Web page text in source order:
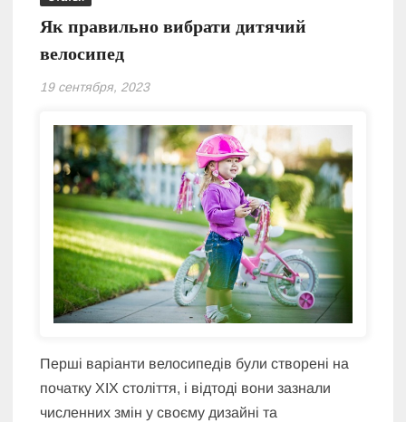
Як правильно вибрати дитячий
велосипед
19 сентября, 2023
Перші варіанти велосипедів були створені на
початку XIX століття, і відтоді вони зазнали
численних змін у своєму дизайні та